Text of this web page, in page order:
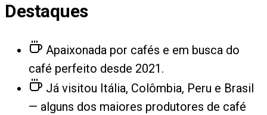
Destaques
Apaixonada por cafés e em busca do
café perfeito desde 2021.
Já visitou Itália, Colômbia, Peru e Brasil
— alguns dos maiores produtores de café